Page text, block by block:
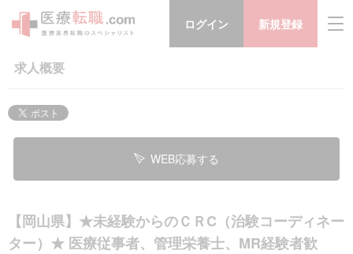
ログイン 新規登録
求人概要
WEB応募する
【岡山県】★未経験からのＣＲC（治験コーディネー
ター）★ 医療従事者、管理栄養士、MR経験者歓